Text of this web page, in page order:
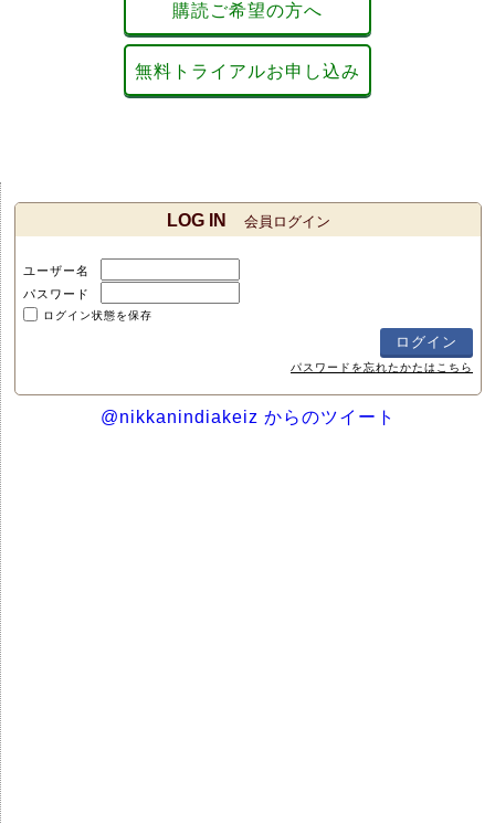
購読ご希望の方へ
無料トライアルお申し込み
LOG IN 会員ログイン
ユーザー名
パスワード
ログイン状態を保存
パスワードを忘れたかたはこちら
@nikkanindiakeiz からのツイート